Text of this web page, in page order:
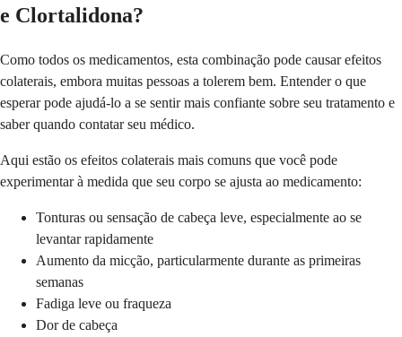
e Clortalidona?
Como todos os medicamentos, esta combinação pode causar efeitos
colaterais, embora muitas pessoas a tolerem bem. Entender o que
esperar pode ajudá-lo a se sentir mais confiante sobre seu tratamento e
saber quando contatar seu médico.
Aqui estão os efeitos colaterais mais comuns que você pode
experimentar à medida que seu corpo se ajusta ao medicamento:
Tonturas ou sensação de cabeça leve, especialmente ao se
levantar rapidamente
Aumento da micção, particularmente durante as primeiras
semanas
Fadiga leve ou fraqueza
Dor de cabeça